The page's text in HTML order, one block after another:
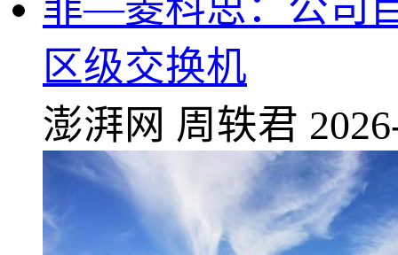
区级交换机
澎湃网 周轶君